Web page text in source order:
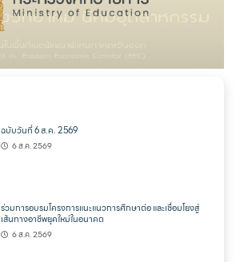
ฉบับวันที่ 6 ส.ค. 2569
6 ส.ค. 2569
ร่วมการอบรมโครงการแนะแนวการศึกษาต่อ และเชื่อมโยงสู่
เส้นทางอาชีพยุคใหม่ในอนาคต
6 ส.ค. 2569